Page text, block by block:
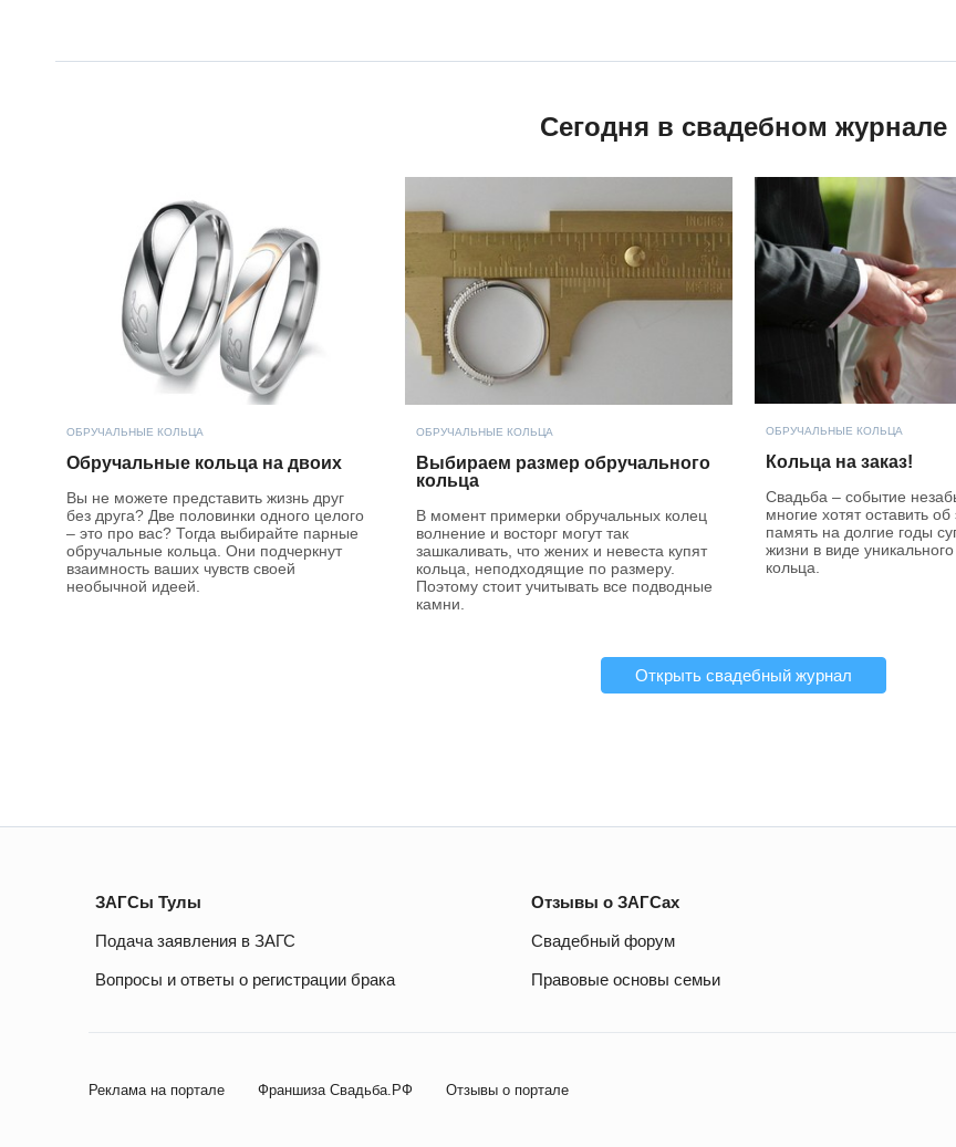
Сегодня в свадебном журнале
ОБРУЧАЛЬНЫЕ КОЛЬЦА
Обручальные кольца на двоих
Вы не можете представить жизнь друг
без друга? Две половинки одного целого
– это про вас? Тогда выбирайте парные
обручальные кольца. Они подчеркнут
взаимность ваших чувств своей
необычной идеей.
ОБРУЧАЛЬНЫЕ КОЛЬЦА
Выбираем размер обручального
кольца
В момент примерки обручальных колец
волнение и восторг могут так
зашкаливать, что жених и невеста купят
кольца, неподходящие по размеру.
Поэтому стоит учитывать все подводные
камни.
ОБРУЧАЛЬНЫЕ КОЛЬЦА
Кольца на заказ!
Свадьба – событие
многие хотят оставить
память на долгие годы
жизни в виде
кольца.
Открыть свадебный журнал
ЗАГСы Тулы
Подача заявления в ЗАГС
Вопросы и ответы о регистрации брака
Отзывы о ЗАГСах
Свадебный форум
Правовые основы семьи
Реклама на портале Франшиза Свадьба.РФ Отзывы о портале